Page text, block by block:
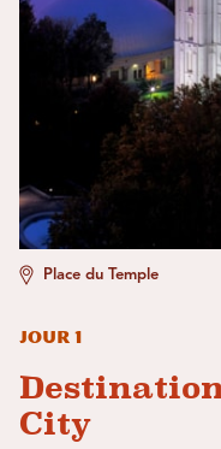
Place du Temple
Jour 1
City